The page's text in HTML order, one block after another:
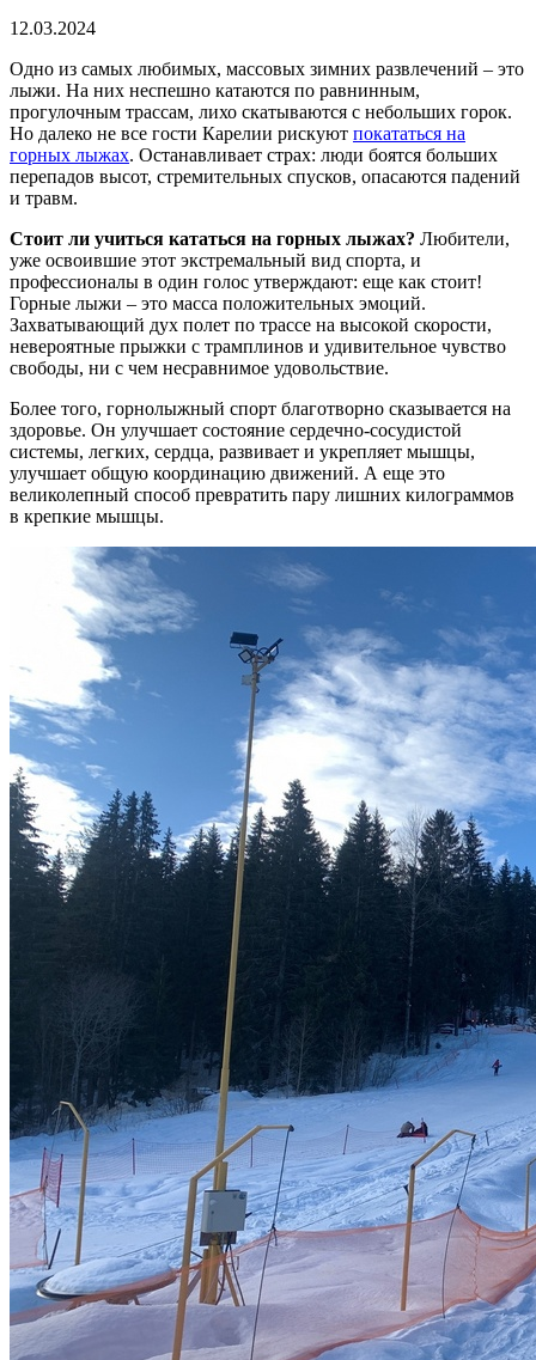
12.03.2024
Одно из самых любимых, массовых зимних развлечений – это
лыжи. На них неспешно катаются по равнинным,
прогулочным трассам, лихо скатываются с небольших горок.
Но далеко не все гости Карелии рискуют покататься на
горных лыжах. Останавливает страх: люди боятся больших
перепадов высот, стремительных спусков, опасаются падений
и травм.
Стоит ли учиться кататься на горных лыжах? Любители,
уже освоившие этот экстремальный вид спорта, и
профессионалы в один голос утверждают: еще как стоит!
Горные лыжи – это масса положительных эмоций.
Захватывающий дух полет по трассе на высокой скорости,
невероятные прыжки с трамплинов и удивительное чувство
свободы, ни с чем несравнимое удовольствие.
Более того, горнолыжный спорт благотворно сказывается на
здоровье. Он улучшает состояние сердечно-сосудистой
системы, легких, сердца, развивает и укрепляет мышцы,
улучшает общую координацию движений. А еще это
великолепный способ превратить пару лишних килограммов
в крепкие мышцы.